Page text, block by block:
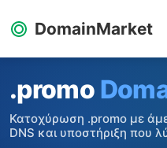
DomainMarket
.promo
Κατοχύρωση .promo με
DNS και υποστήριξη που